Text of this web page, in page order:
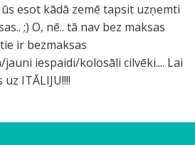
esot kādā zemē tapsit uzņemti
;) O, nē.. tā nav bez maksas
ir bezmaksas
iespaidi/kolosāli cilvēki.... Lai
ITĀLIJU!!!!